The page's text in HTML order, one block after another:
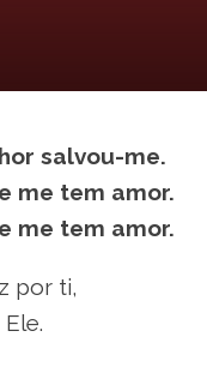
salvou-me.
me tem amor.
me tem amor.
por ti,